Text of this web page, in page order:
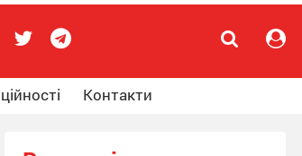
Контакти